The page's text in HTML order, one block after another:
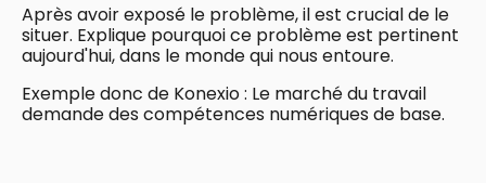
Après avoir exposé le problème, il est crucial de le
situer. Explique pourquoi ce problème est pertinent
aujourd'hui, dans le monde qui nous entoure.
Exemple donc de Konexio : Le marché du travail
demande des compétences numériques de base.